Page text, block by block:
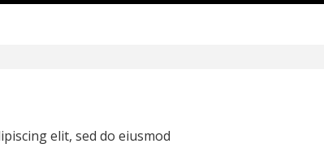
elit, sed do eiusmod